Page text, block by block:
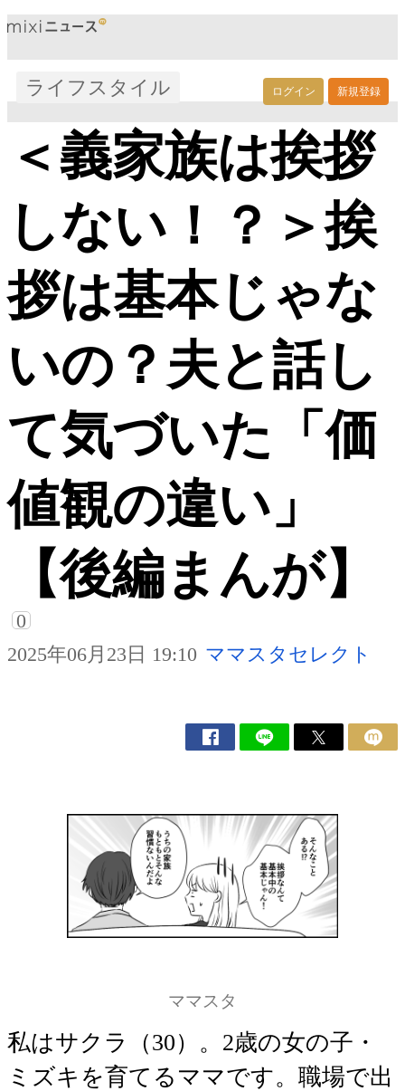
ログイン 新規登録
ライフスタイル
＜義家族は挨拶
しない！？＞挨
拶は基本じゃな
いの？夫と話し
て気づいた「価
値観の違い」
【後編まんが】
0
2025年06月23日 19:10 ママスタセレクト
ママスタ
私はサクラ（30）。2歳の女の子・
ミズキを育てるママです。職場で出